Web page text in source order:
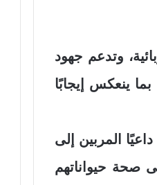
وتدعم جهود
ينعكس إيجابًا
المربين إلى
صحة حيواناتهم